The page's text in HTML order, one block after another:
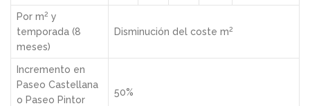
Por m2 y
temporada (8
meses)
Disminución del coste m2
Incremento en
Paseo Castellana
o Paseo Pintor
50%